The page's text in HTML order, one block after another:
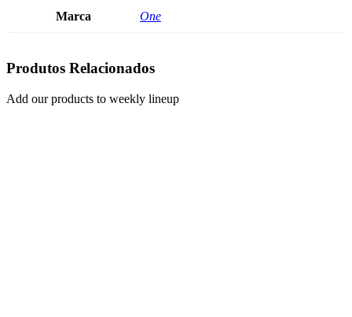
Marca One
Produtos Relacionados
Add our products to weekly lineup